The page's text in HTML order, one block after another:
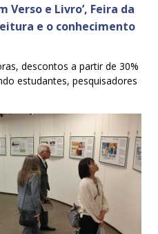
Verso e Livro’, Feira da
e o conhecimento
descontos a partir de 30%
estudantes, pesquisadores